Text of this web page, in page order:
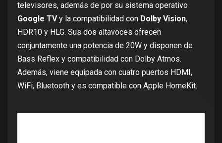
televisores, además de por su sistema operativo
Google TVy la compatibilidad con Dolby Vision,
HDR10 y HLG. Sus dos altavoces ofrecen
conjuntamente una potencia de 20W y disponen de
Bass Reflex y compatibilidad con Dolby Atmos.
Además, viene equipada con cuatro puertos HDMI,
WiFi, Bluetooth y es compatible con Apple HomeKit.